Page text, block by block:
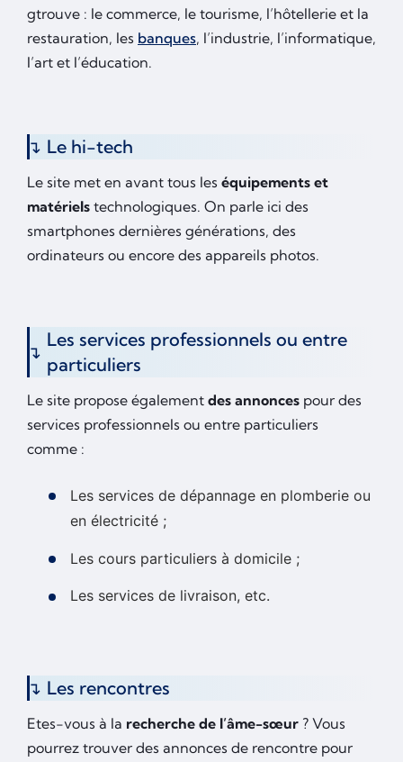
gtrouve : le commerce, le tourisme, l’hôtellerie et la
restauration, les banques, l’industrie, l’informatique,
l’art et l’éducation.
Le hi-tech
Le site met en avant tous les équipements et
matériels technologiques. On parle ici des
smartphones dernières générations, des
ordinateurs ou encore des appareils photos.
Les services professionnels ou entre
particuliers
Le site propose également des annonces pour des
services professionnels ou entre particuliers
comme :
Les services de dépannage en plomberie ou
en électricité ;
Les cours particuliers à domicile ;
Les services de livraison, etc.
Les rencontres
Etes-vous à la recherche de l’âme-sœur ? Vous
pourrez trouver des annonces de rencontre pour